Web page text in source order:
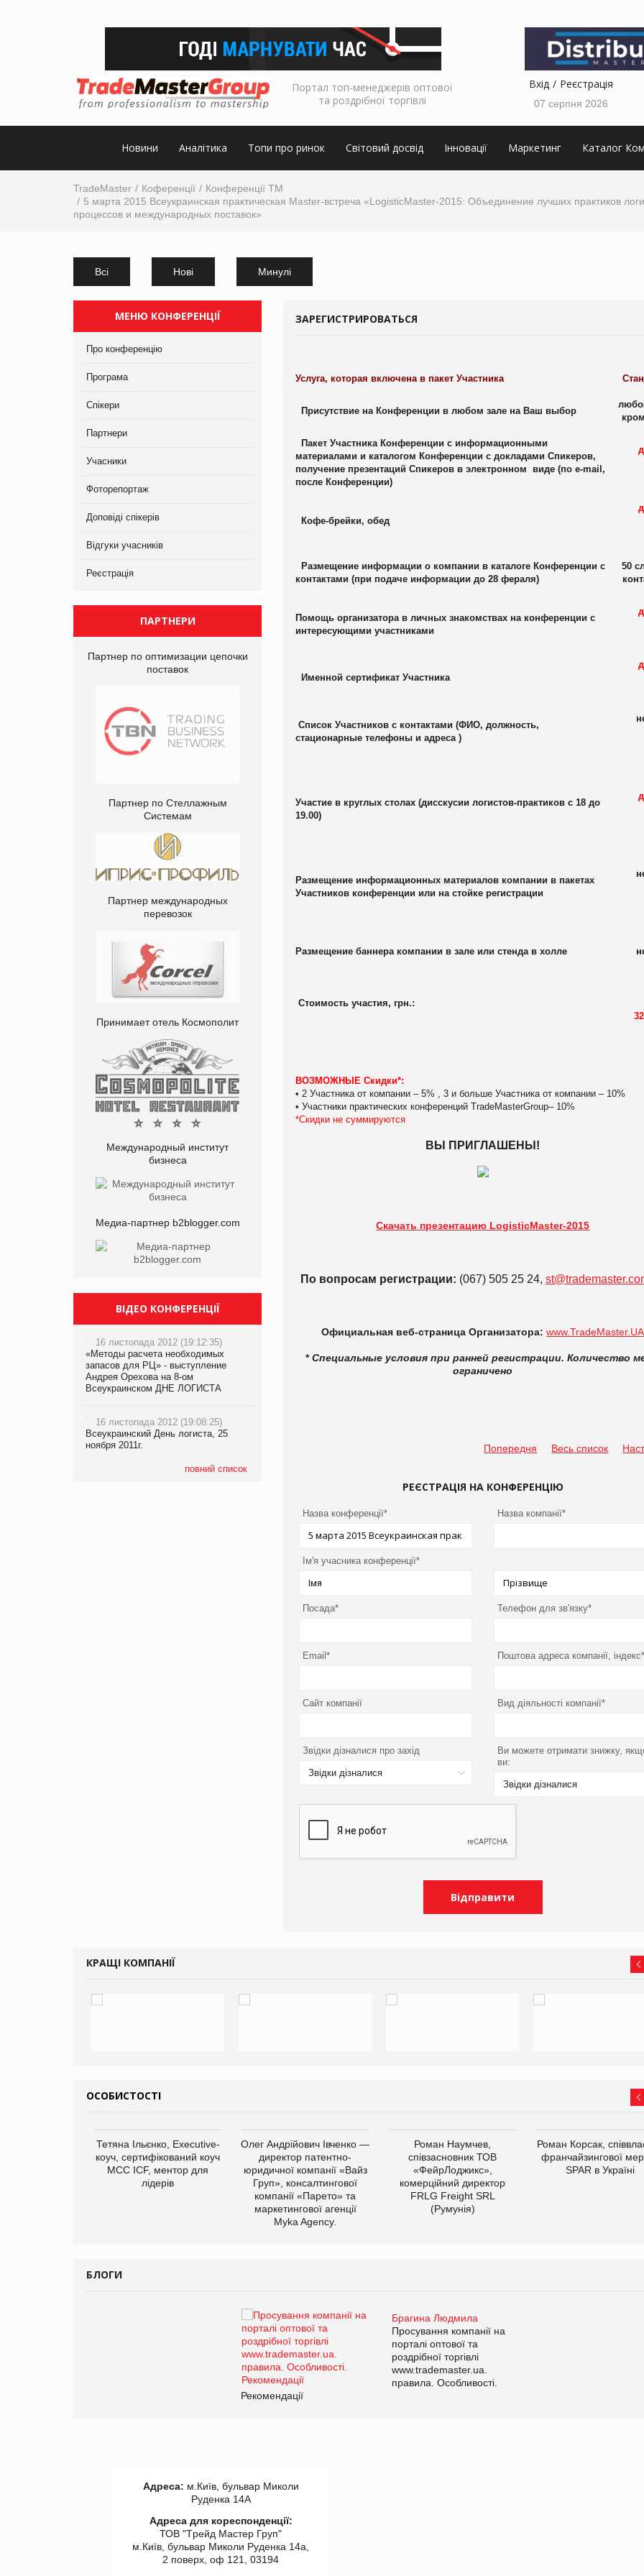
Портал топ-менеджерів оптової
та роздрібної торгівлі
Вхід Реєстрація
07 серпня 2026
Новини Аналітика Топи про ринок Світовий досвід Інновації Маркетинг Каталог
TradeMaster Коференції
Конференції ТМ
5 марта 2015 Всеукраинская практическая Master-встреча «LogisticMaster-2015: Объединение лучших практиков
процессов и международных поставок»
Всі Нові Минулі
МЕНЮ КОНФЕРЕНЦІЇ
Про конференцію
Програма
Спікери
Партнери
Учасники
Фоторепортаж
Доповіді спікерів
Відгуки учасників
Реєстрація
ПАРТНЕРИ
Партнер по оптимизации цепочки
поставок
Партнер по Стеллажным
Системам
Партнер международных
перевозок
Принимает отель Космополит
Международный институт
бизнеса
Медиа-партнер b2blogger.com
ВІДЕО КОНФЕРЕНЦІЇ
16 листопада 2012 (19:12:35)
«Методы расчета необходимых
запасов для РЦ» - выступление
Андрея Орехова на 8-ом
Всеукраинском ДНЕ ЛОГИСТА
16 листопада 2012 (19:08:25)
Всеукраинский День логиста, 25
ноября 2011г.
повний список
ЗАРЕГИСТРИРОВАТЬСЯ
Услуга, которая включена в пакет Участника
Присутствие на Конференции в любом зале на Ваш выбор
Пакет Участника Конференции с информационными
материалами и каталогом Конференции с докладами Спикеров,
получение презентаций Спикеров в электронном виде (по e-mail,
после Конференции)
Кофе-брейки, обед
Размещение информации о компании в каталоге Конференции с
контактами (при подаче информации до 28 фераля)
50
Помощь организатора в личных знакомствах на конференции с
интересующими участниками
Именной сертификат Участника
Cписок Участников с контактами (ФИО, должность,
стационарные телефоны и адреса )
Участие в круглых столах (дисскусии логистов-практиков с 18 до
19.00)
Размещение информационных материалов компании в пакетах
Участников конференции или на стойке регистрации
Размещение баннера компании в зале или стенда в холле
Стоимость участия, грн.:
ВОЗМОЖНЫЕ Скидки*:
• 2 Участника от компании – 5% , 3 и больше Участника от компании – 10%
• Участники практических конференций TradeMasterGroup– 10%
*Скидки не суммируются
ВЫ ПРИГЛАШЕНЫ!
Скачать презентацию LogisticMaster-2015
По вопросам регистрации: (067) 505 25 24,
Официальная веб-страница Организатора: www.TradeMaster.UA
*Специальные условия при ранней регистрации. Количество
ограничено
Попередня Весь список
РЕЄСТРАЦІЯ НА КОНФЕРЕНЦІЮ
Назва конференції* Назва компанії*
Ім'я учасника конференції*
Посада* Телефон для зв'язку*
Email* Поштова адреса компанії, індекс*
Сайт компанії Вид діяльності компанії*
Звідки дізналися про захід
Звідки дізналися
Ви можете отримати знижку,
ви:
Звідки дізналися
КРАЩІ КОМПАНІЇ
ОСОБИСТОСТІ
Тетяна Ільєнко, Executive-
коуч, сертифікований коуч
МСС ICF, ментор для
лідерів
Олег Андрійович Івченко —
директор патентно-
юридичної компанії «Вайз
Груп», консалтингової
компанії «Парето» та
маркетингової агенції
Myka Agency.
Роман Наумчев,
співзасновник ТОВ
«ФейрЛоджикс»,
комерційний директор
FRLG Freight SRL
(Румунія)
Роман Корсак,
франчайзингової
SPAR в Україні
БЛОГИ
Брагина Людмила
Просування компанії на
порталі оптової та
роздрібної торгівлі
www.trademaster.ua.
правила. Особливості.
Рекомендації
Адреса: м.Київ, бульвар Миколи
Руденка 14А
Адреса для кореспонденції:
ТОВ "Tрейд Мастер Груп"
м.Київ, бульвар Миколи Руденка 14а,
2 поверх, оф 121, 03194